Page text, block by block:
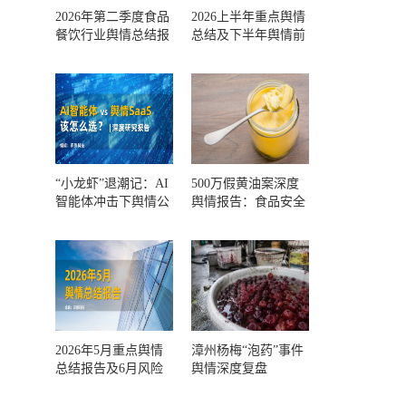
2026年第二季度食品
餐饮行业舆情总结报
测
2026上半年重点舆情
总结及下半年舆情前
“小龙虾”退潮记：AI
智能体冲击下舆情公
500万假黄油案深度
舆情报告：食品安全
一环？
2026年5月重点舆情
总结报告及6月风险
漳州杨梅“泡药”事件
舆情深度复盘